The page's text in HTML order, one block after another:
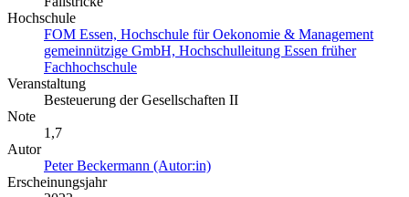
Hochschule
FOM Essen, Hochschule für Oekonomie & Management
gemeinnützige GmbH, Hochschulleitung Essen früher
Fachhochschule
Veranstaltung
Besteuerung der Gesellschaften II
Note
1,7
Autor
Peter Beckermann (Autor:in)
Erscheinungsjahr